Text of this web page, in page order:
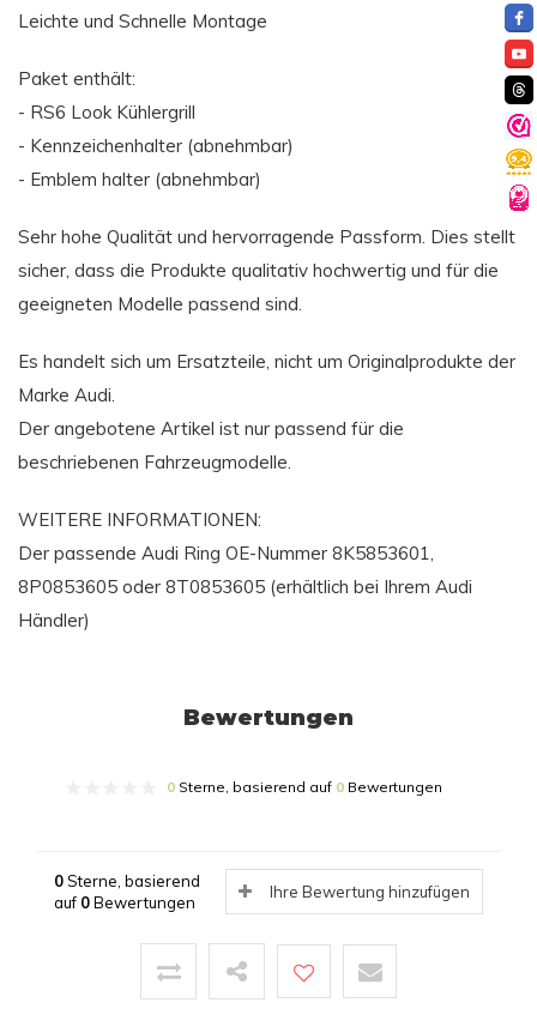
Leichte und Schnelle Montage
Paket enthält:
- RS6 Look Kühlergrill
- Kennzeichenhalter (abnehmbar)
- Emblem halter (abnehmbar)
Sehr hohe Qualität und hervorragende Passform. Dies stellt
sicher, dass die Produkte qualitativ hochwertig und für die
geeigneten Modelle passend sind.
Es handelt sich um Ersatzteile, nicht um Originalprodukte der
Marke Audi.
Der angebotene Artikel ist nur passend für die
beschriebenen Fahrzeugmodelle.
WEITERE INFORMATIONEN:
Der passende Audi Ring OE-Nummer 8K5853601,
8P0853605 oder 8T0853605 (erhältlich bei Ihrem Audi
Händler)
Bewertungen
0 Sterne, basierend auf 0 Bewertungen
0Sterne, basierend
auf 0Bewertungen
Ihre Bewertung hinzufügen